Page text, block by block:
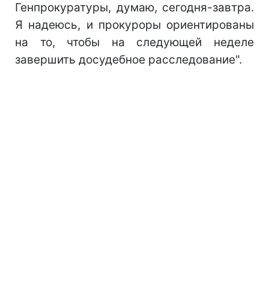
Генпрокуратуры, думаю, сегодня-завтра.
Я надеюсь, и прокуроры ориентированы
на то, чтобы на следующей неделе
завершить досудебное расследование".